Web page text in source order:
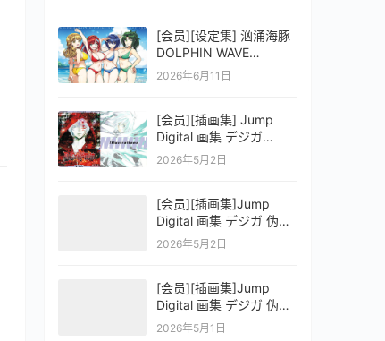
[会员][设定集] 汹涌海豚
DOLPHIN WAVE
OFFICIAL VISUAL
2026年6月11日
[会员][插画集] Jump
Digital 画集 デジガ
D.Gray-man
2026年5月2日
[会员][插画集]Jump
Digital 画集 デジガ 伪恋
ニセコイ 3
2026年5月2日
[会员][插画集]Jump
Digital 画集 デジガ 伪恋
ニセコイ 2
2026年5月1日